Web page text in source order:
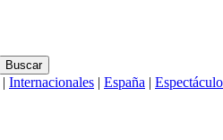
| Internacionales | España |